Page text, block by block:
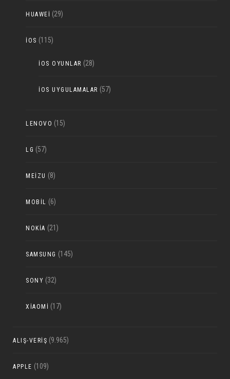
HUAWEI (29)
IOS (115)
IOS OYUNLAR (28)
IOS UYGULAMALAR (57)
LENOVO (15)
LG (57)
MEIZU (8)
MOBIL (6)
NOKIA (21)
SAMSUNG (145)
SONY (32)
XIAOMI (17)
ALIŞ-VERIŞ (9.965)
APPLE (109)